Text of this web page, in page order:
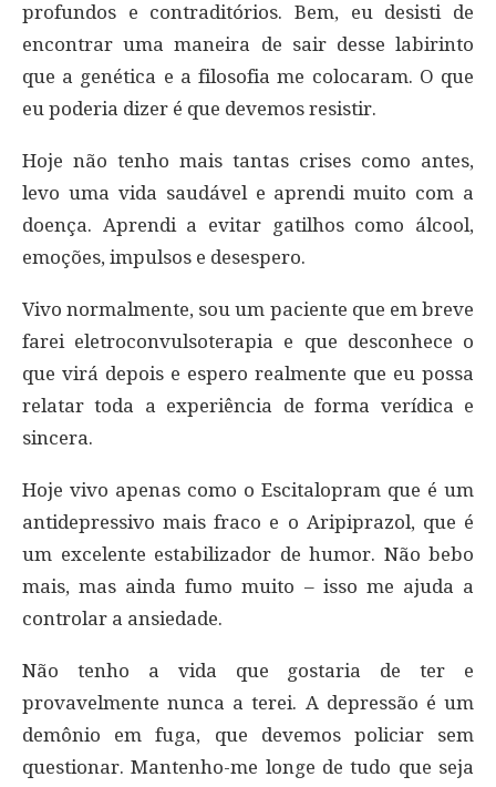
profundos e contraditórios. Bem, eu desisti de
encontrar uma maneira de sair desse labirinto
que a genética e a filosofia me colocaram. O que
eu poderia dizer é que devemos resistir.
Hoje não tenho mais tantas crises como antes,
levo uma vida saudável e aprendi muito com a
doença. Aprendi a evitar gatilhos como álcool,
emoções, impulsos e desespero.
Vivo normalmente, sou um paciente que em breve
farei eletroconvulsoterapia e que desconhece o
que virá depois e espero realmente que eu possa
relatar toda a experiência de forma verídica e
sincera.
Hoje vivo apenas como o Escitalopram que é um
antidepressivo mais fraco e o Aripiprazol, que é
um excelente estabilizador de humor. Não bebo
mais, mas ainda fumo muito – isso me ajuda a
controlar a ansiedade.
Não tenho a vida que gostaria de ter e
provavelmente nunca a terei. A depressão é um
demônio em fuga, que devemos policiar sem
questionar. Mantenho-me longe de tudo que seja